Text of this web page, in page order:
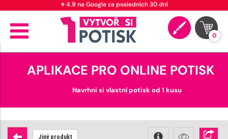
🚚 Doprava od 89 Kč
0
APLIKACE PRO ONLINE POTISK
Navrhni si vlastní potisk od 1 kusu